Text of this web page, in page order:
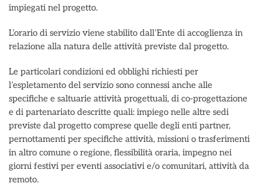
impiegati nel progetto.
L’orario di servizio viene stabilito dall’Ente di accoglienza in
relazione alla natura delle attività previste dal progetto.
Le particolari condizioni ed obblighi richiesti per
l’espletamento del servizio sono connessi anche alle
specifiche e saltuarie attività progettuali, di co-progettazione
e di partenariato descritte quali: impiego nelle altre sedi
previste dal progetto comprese quelle degli enti partner,
pernottamenti per specifiche attività, missioni o trasferimenti
in altro comune o regione, flessibilità oraria, impegno nei
giorni festivi per eventi associativi e/o comunitari, attività da
remoto.